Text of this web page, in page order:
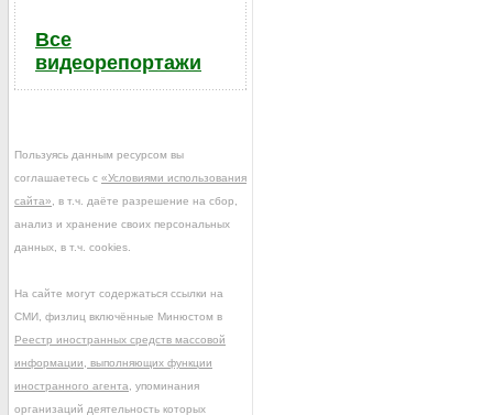
Все
видеорепортажи
Пользуясь данным ресурсом вы
соглашаетесь с «Условиями использования
сайта» , в т.ч. даёте разрешение на сбор,
анализ и хранение своих персональных
данных, в т.ч. cookies.
На сайте могут содержаться ссылки на
СМИ, физлиц включённые Минюстом в
Реестр иностранных средств массовой
информации, выполняющих функции
иностранного агента , упоминания
организаций деятельность которых